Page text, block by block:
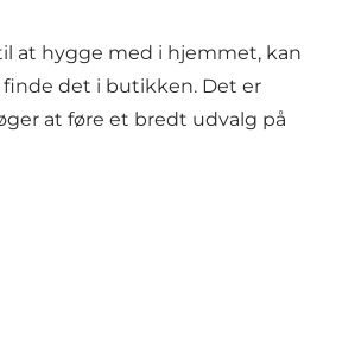
at hygge med i hjemmet, kan
det i butikken. Det er
at føre et bredt udvalg på